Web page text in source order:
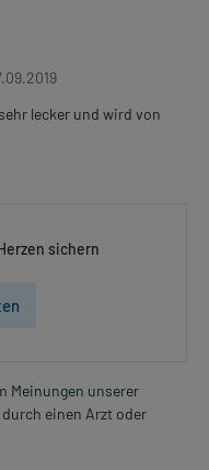
lecker und wird von
sichern
Meinungen unserer
einen Arzt oder